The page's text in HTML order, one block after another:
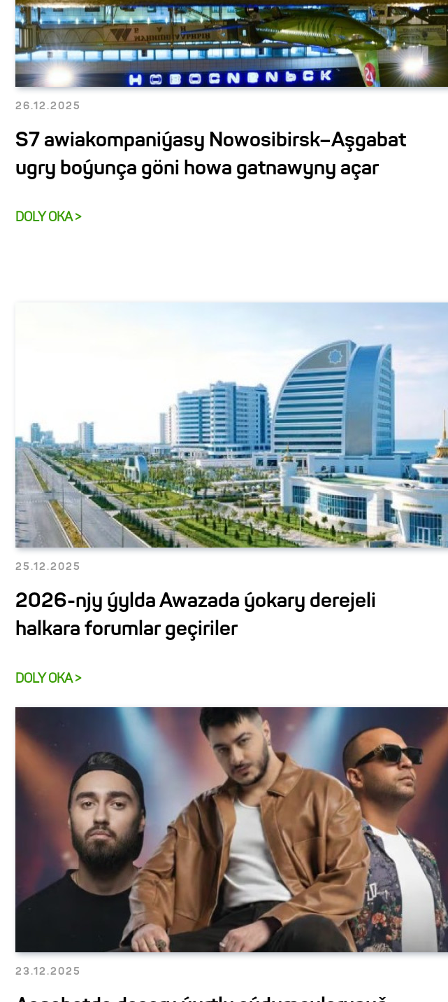
26.12.2025
S7 awiakompaniýasy Nowosibirsk–Aşgabat
ugry boýunça göni howa gatnawyny açar
DOLY OKA >
25.12.2025
2026-njy ýylda Awazada ýokary derejeli
halkara forumlar geçiriler
DOLY OKA >
23.12.2025